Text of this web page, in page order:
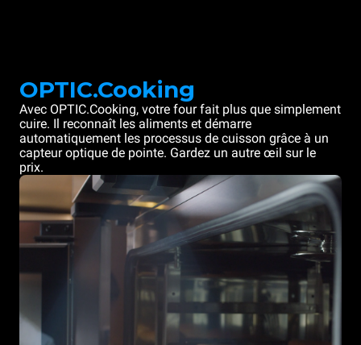
OPTIC.Cooking
Avec OPTIC.Cooking, votre four fait plus que simplement
cuire. Il reconnaît les aliments et démarre
automatiquement les processus de cuisson grâce à un
capteur optique de pointe. Gardez un autre œil sur le
prix.